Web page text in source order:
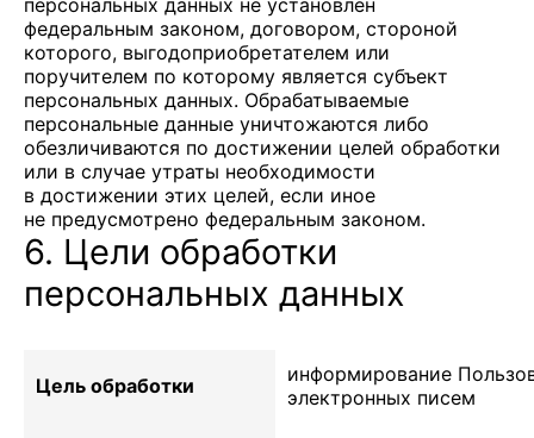
персональных данных не установлен
федеральным законом, договором, стороной
которого, выгодоприобретателем или
поручителем по которому является субъект
персональных данных. Обрабатываемые
персональные данные уничтожаются либо
обезличиваются по достижении целей обработки
или в случае утраты необходимости
в достижении этих целей, если иное
не предусмотрено федеральным законом.
6. Цели обработки
персональных данных
Цель обработки
информирование
электронных писем